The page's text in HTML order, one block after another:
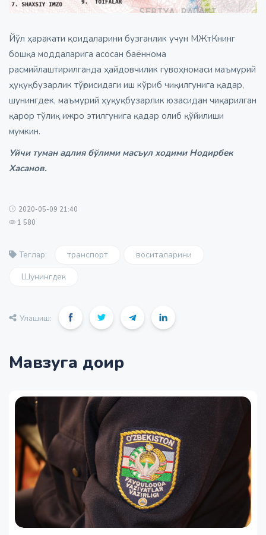
Йўл ҳаракати қоидаларини бузганлик учун МЖтКнинг
бошқа моддаларига асосан баённома
расмийлаштирилганда ҳайдовчилик гувоҳномаси маъмурий
ҳуқуқбузарлик тўғрисидаги иш кўриб чиқилгунига қадар,
шунингдек, маъмурий ҳуқуқбузарлик юзасидан чиқарилган
қарор тўлиқ ижро этилгунига қадар олиб қўйилиши
мумкин.
Уйчи туман адлия бўлими масъул ходими Нодирбек
Хасанов.
2020-05-09 21:40
1 580
Теглар: транспорт
воситаларини
Шунингдек
Улашиш:
Мавзуга доир